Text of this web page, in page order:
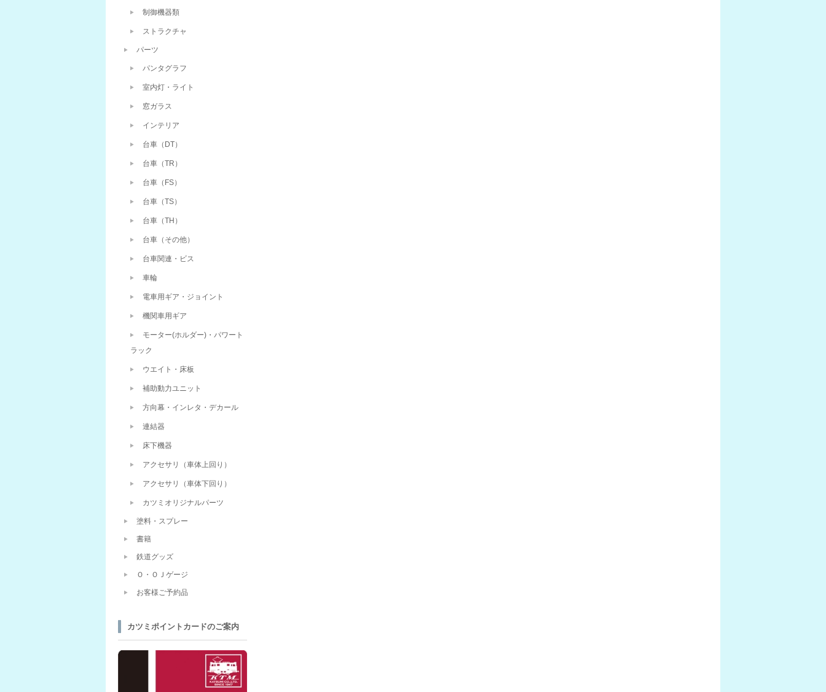
制御機器類
ストラクチャ
パーツ
パンタグラフ
室内灯・ライト
窓ガラス
インテリア
台車（DT）
台車（TR）
台車（FS）
台車（TS）
台車（TH）
台車（その他）
台車関連・ビス
車輪
電車用ギア・ジョイント
機関車用ギア
モーター(ホルダー)・パワート
ラック
ウエイト・床板
補助動力ユニット
方向幕・インレタ・デカール
連結器
床下機器
アクセサリ（車体上回り）
アクセサリ（車体下回り）
カツミオリジナルパーツ
塗料・スプレー
書籍
鉄道グッズ
Ｏ・ＯＪゲージ
お客様ご予約品
カツミポイントカードのご案内